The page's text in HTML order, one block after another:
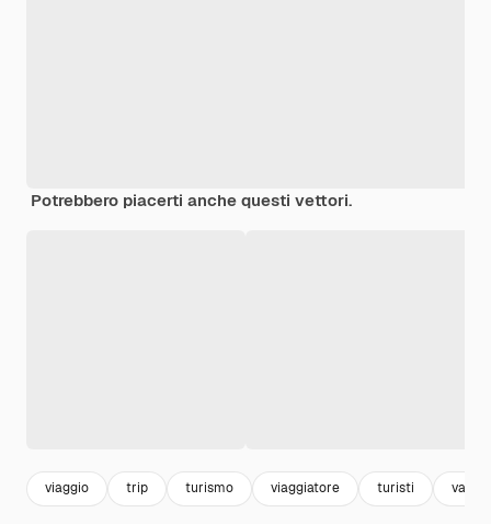
Potrebbero piacerti anche questi vettori.
viaggio trip turismo viaggiatore turisti